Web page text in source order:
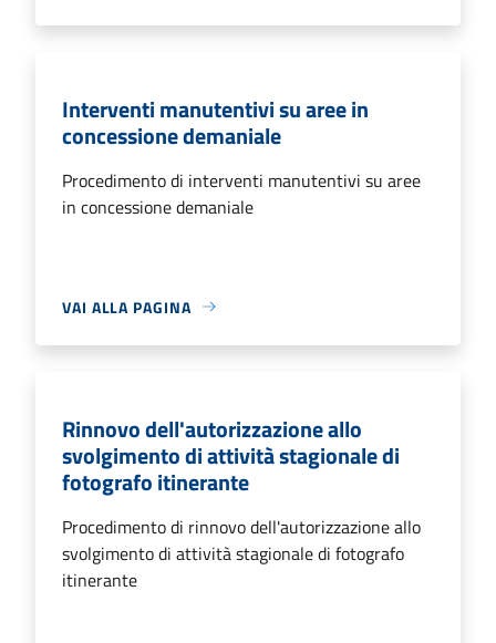
Interventi manutentivi su aree in
concessione demaniale
Procedimento di interventi manutentivi su aree
in concessione demaniale
VAI ALLA PAGINA
Rinnovo dell'autorizzazione allo
svolgimento di attività stagionale di
fotografo itinerante
Procedimento di rinnovo dell'autorizzazione allo
svolgimento di attività stagionale di fotografo
itinerante